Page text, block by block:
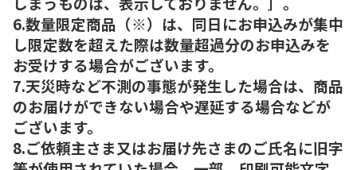
6.数量限定商品（※）は、同日にお申込みが集中
し限定数を超えた際は数量超過分のお申込みを
お受けする場合がございます。
7.天災時など不測の事態が発生した場合は、商品
のお届けができない場合や遅延する場合などが
ございます。
8.ご依頼主さま又はお届け先さまのご氏名に旧字